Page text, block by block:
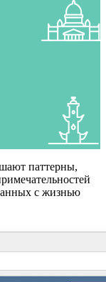
паттерны,
с жизнью